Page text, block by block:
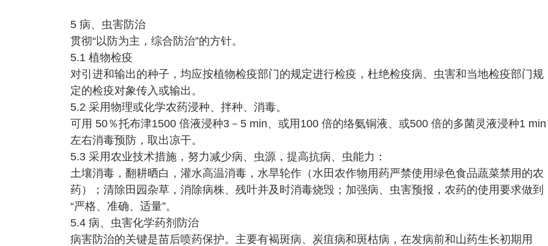
5 病、虫害防治
贯彻“以防为主，综合防治”的方针。
5.1 植物检疫
对引进和输出的种子，均应按植物检疫部门的规定进行检疫，杜绝检疫病、虫害和当地检疫部门规
定的检疫对象传入或输出。
5.2 采用物理或化学农药浸种、拌种、消毒。
可用 50％托布津1500 倍液浸种3－5 min、或用100 倍的络氨铜液、或500 倍的多菌灵液浸种1 min
左右消毒预防，取出凉干。
5.3 采用农业技术措施，努力减少病、虫源，提高抗病、虫能力：
土壤消毒，翻耕晒白，灌水高温消毒，水旱轮作（水田农作物用药严禁使用绿色食品蔬菜禁用的农
药）；清除田园杂草，消除病株、残叶并及时消毒烧毁；加强病、虫害预报，农药的使用要求做到
“严格、准确、适量”。
5.4 病、虫害化学药剂防治
病害防治的关键是苗后喷药保护。主要有褐斑病、炭疽病和斑枯病，在发病前和山药生长初期用